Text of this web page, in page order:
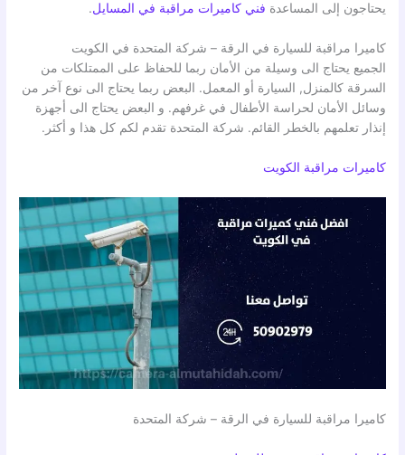
يحتاجون إلى المساعدة فني كاميرات مراقبة في المسايل.
كاميرا مراقبة للسيارة في الرقة – شركة المتحدة في الكويت
الجميع يحتاج الى وسيلة من الأمان ربما للحفاظ على الممتلكات من
السرقة كالمنزل, السيارة أو المعمل. البعض ربما يحتاج الى نوع آخر من
وسائل الأمان لحراسة الأطفال في غرفهم. و البعض يحتاج الى أجهزة
إنذار تعلمهم بالخطر القائم. شركة المتحدة تقدم لكم كل هذا و أكثر.
كاميرات مراقبة الكويت
كاميرا مراقبة للسيارة في الرقة – شركة المتحدة